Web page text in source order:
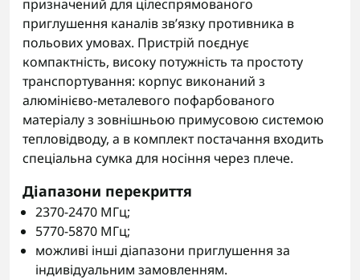
призначений для цілеспрямованого
приглушення каналів зв’язку противника в
польових умовах. Пристрій поєднує
компактність, високу потужність та простоту
транспортування: корпус виконаний з
алюмінієво-металевого пофарбованого
матеріалу з зовнішньою примусовою системою
тепловідводу, а в комплект постачання входить
спеціальна сумка для носіння через плече.
Діапазони перекриття
2370-2470 МГц;
5770-5870 МГц;
можливі інші діапазони приглушення за
індивідуальним замовленням.